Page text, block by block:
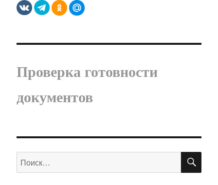
Проверка готовности
документов
Искать: